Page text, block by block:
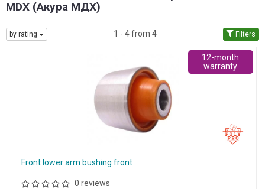
MDX (Акура МДХ)
by rating 1 - 4 from 4 Filters
Front lower arm bushing front
0 reviews
12-month
warranty